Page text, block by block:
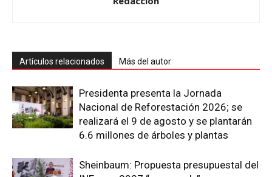
Artículos relacionados Más del autor
Presidenta presenta la Jornada
Nacional de Reforestación 2026; se
realizará el 9 de agosto y se plantarán
6.6 millones de árboles y plantas
Sheinbaum: Propuesta presupuestal del